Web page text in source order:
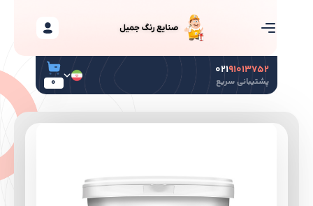
۹۱۰۱۳۷۵۲۰۲۱
پشتیبانی سریع 0